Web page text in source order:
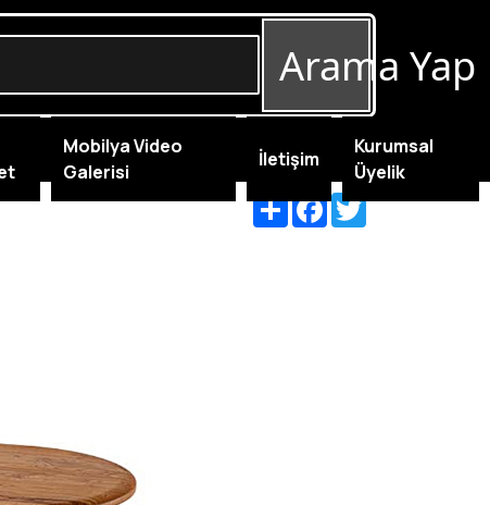
ShareFacebook
Twitter
Arama Yap
Mobilya Video
Galerisi
İletişim
Kurumsal
Üyelik